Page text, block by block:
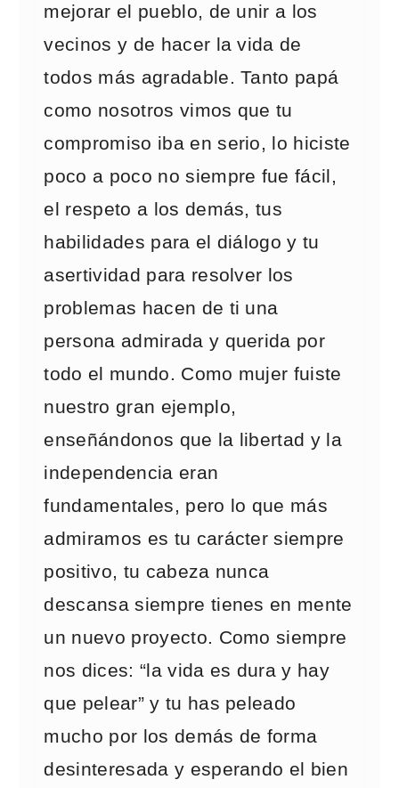
mejorar el pueblo, de unir a los
vecinos y de hacer la vida de
todos más agradable. Tanto papá
como nosotros vimos que tu
compromiso iba en serio, lo hiciste
poco a poco no siempre fue fácil,
el respeto a los demás, tus
habilidades para el diálogo y tu
asertividad para resolver los
problemas hacen de ti una
persona admirada y querida por
todo el mundo. Como mujer fuiste
nuestro gran ejemplo,
enseñándonos que la libertad y la
independencia eran
fundamentales, pero lo que más
admiramos es tu carácter siempre
positivo, tu cabeza nunca
descansa siempre tienes en mente
un nuevo proyecto. Como siempre
nos dices: “la vida es dura y hay
que pelear” y tu has peleado
mucho por los demás de forma
desinteresada y esperando el bien